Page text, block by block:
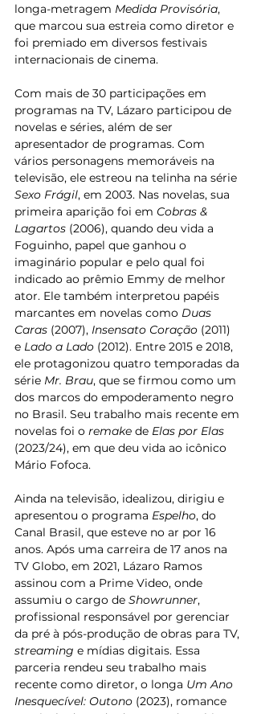
longa-metragem Medida Provisória,
que marcou sua estreia como diretor e
foi premiado em diversos festivais
internacionais de cinema.
Com mais de 30 participações em
programas na TV, Lázaro participou de
novelas e séries, além de ser
apresentador de programas. Com
vários personagens memoráveis na
televisão, ele estreou na telinha na série
Sexo Frágil, em 2003. Nas novelas, sua
primeira aparição foi em Cobras &
Lagartos (2006), quando deu vida a
Foguinho, papel que ganhou o
imaginário popular e pelo qual foi
indicado ao prêmio Emmy de melhor
ator. Ele também interpretou papéis
marcantes em novelas como Duas
Caras (2007), Insensato Coração (2011)
e Lado a Lado (2012). Entre 2015 e 2018,
ele protagonizou quatro temporadas da
série Mr. Brau, que se firmou como um
dos marcos do empoderamento negro
no Brasil. Seu trabalho mais recente em
novelas foi o remake de Elas por Elas
(2023/24), em que deu vida ao icônico
Mário Fofoca.
Ainda na televisão, idealizou, dirigiu e
apresentou o programa Espelho, do
Canal Brasil, que esteve no ar por 16
anos. Após uma carreira de 17 anos na
TV Globo, em 2021, Lázaro Ramos
assinou com a Prime Video, onde
assumiu o cargo de Showrunner,
profissional responsável por gerenciar
da pré à pós-produção de obras para TV,
streaming e mídias digitais. Essa
parceria rendeu seu trabalho mais
recente como diretor, o longa Um Ano
Inesquecível: Outono (2023), romance